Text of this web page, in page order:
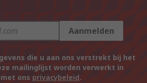
Aanmelden
die u aan ons verstrekt bij het
mailinglijst worden verwerkt in
ons privacybeleid.